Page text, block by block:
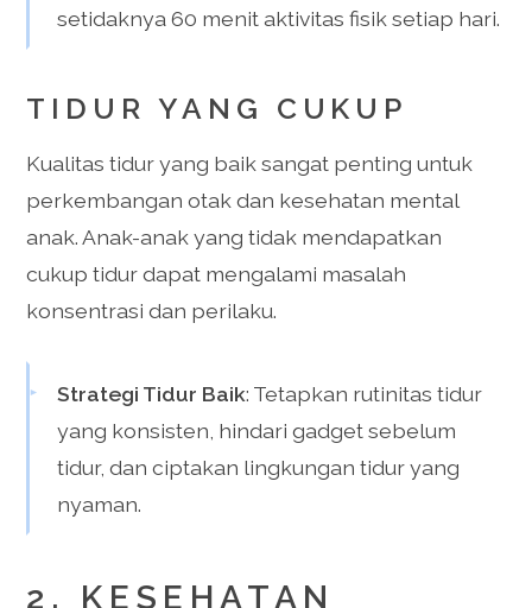
setidaknya 60 menit aktivitas fisik setiap hari.
TIDUR YANG CUKUP
Kualitas tidur yang baik sangat penting untuk
perkembangan otak dan kesehatan mental
anak. Anak-anak yang tidak mendapatkan
cukup tidur dapat mengalami masalah
konsentrasi dan perilaku.
Strategi Tidur Baik: Tetapkan rutinitas tidur
yang konsisten, hindari gadget sebelum
tidur, dan ciptakan lingkungan tidur yang
nyaman.
2. KESEHATAN